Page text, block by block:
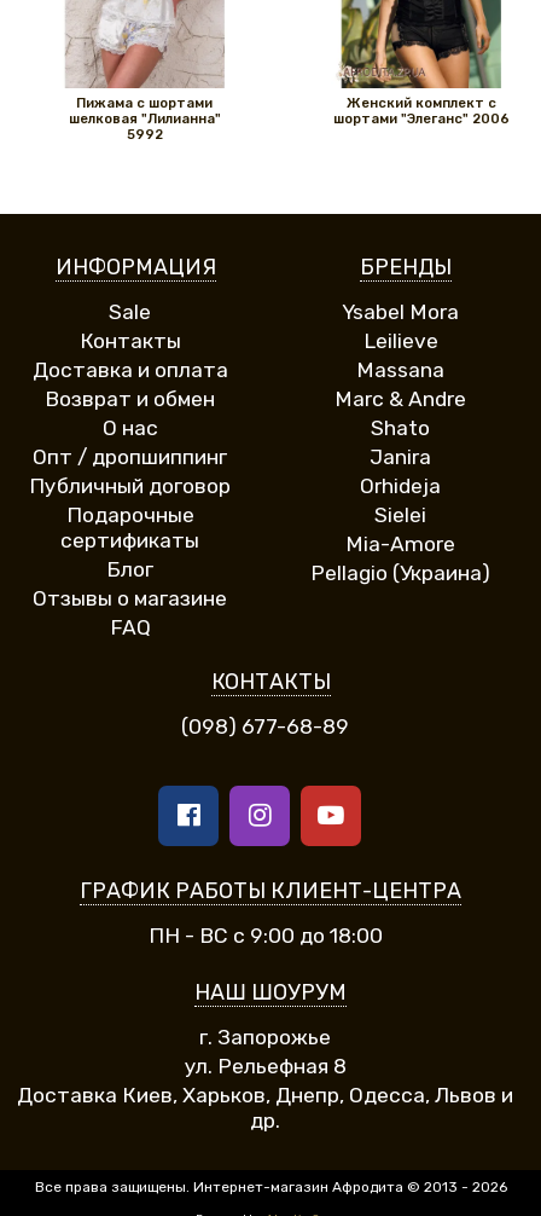
Пижама с шортами
шелковая "Лилианна"
5992
Женский комплект с
шортами "Элеганс" 2006
ИНФОРМАЦИЯ
Sale
Контакты
Доставка и оплата
Возврат и обмен
О нас
Опт / дропшиппинг
Публичный договор
Подарочные
сертификаты
Блог
Отзывы о магазине
FAQ
БРЕНДЫ
Ysabel Mora
Leilieve
Massana
Marc & Andre
Shato
Janira
Orhideja
Sielei
Mia-Amore
Pellagio (Украина)
КОНТАКТЫ
(098) 677-68-89
ГРАФИК РАБОТЫ КЛИЕНТ-ЦЕНТРА
ПН - ВС с 9:00 до 18:00
НАШ ШОУРУМ
г. Запорожье
ул. Рельефная 8
Доставка Киев, Харьков, Днепр, Одесса, Львов и
др.
Все права защищены. Интернет-магазин Афродита © 2013 - 2026